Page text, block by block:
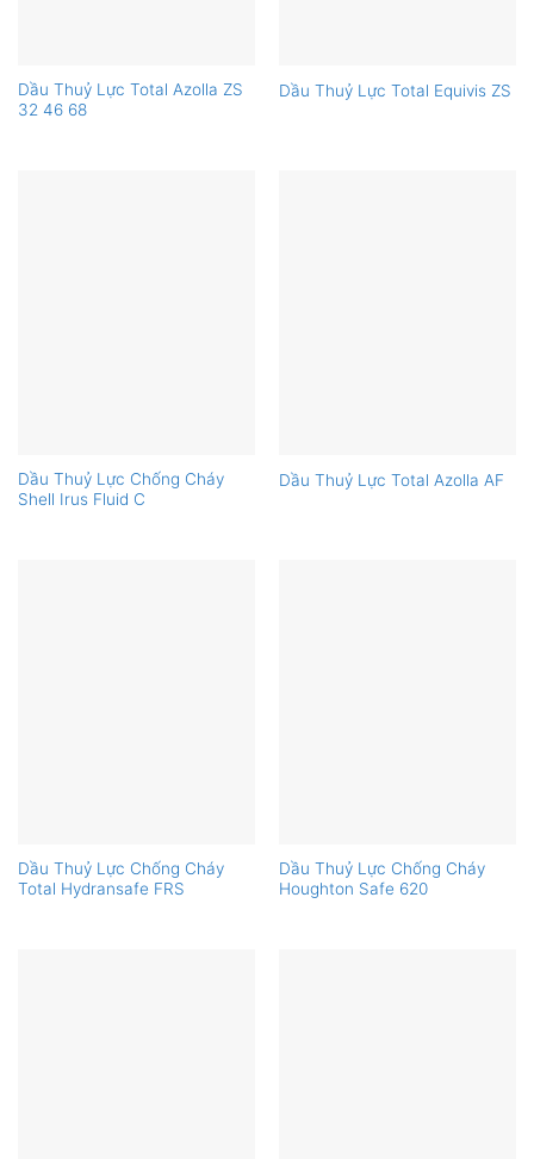
Dầu Thuỷ Lực Total Azolla ZS
32 46 68
Dầu Thuỷ Lực Total Equivis ZS
Dầu Thuỷ Lực Chống Cháy
Shell Irus Fluid C
Dầu Thuỷ Lực Total Azolla AF
Dầu Thuỷ Lực Chống Cháy
Total Hydransafe FRS
Dầu Thuỷ Lực Chống Cháy
Houghton Safe 620